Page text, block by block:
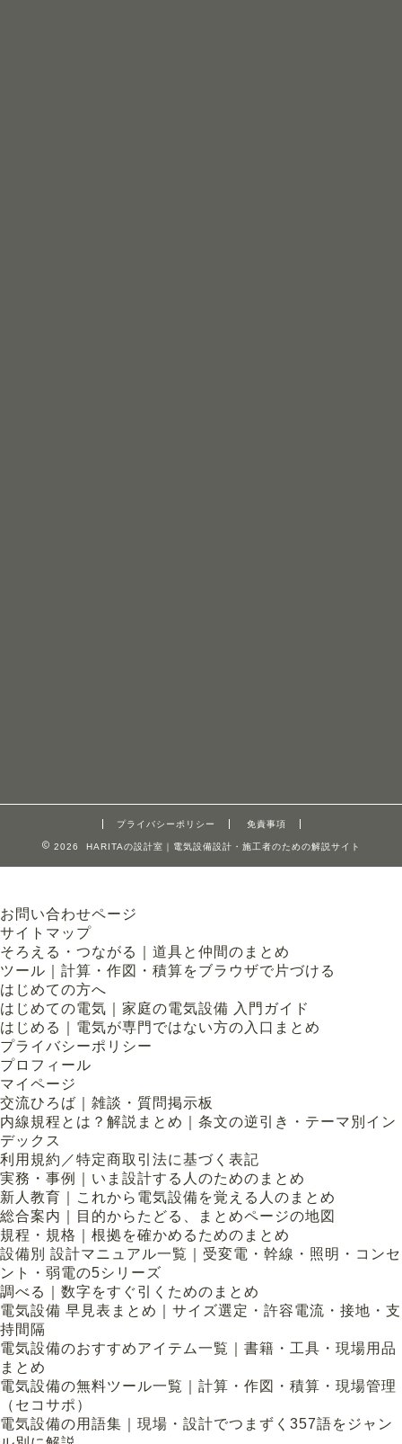
プライバシーポリシー 免責事項
2026 HARITAの設計室｜電気設備設計・施工者のための解説サイト
お問い合わせページ
サイトマップ
そろえる・つながる｜道具と仲間のまとめ
ツール｜計算・作図・積算をブラウザで片づける
はじめての方へ
はじめての電気｜家庭の電気設備 入門ガイド
はじめる｜電気が専門ではない方の入口まとめ
プライバシーポリシー
プロフィール
マイページ
交流ひろば｜雑談・質問掲示板
内線規程とは？解説まとめ｜条文の逆引き・テーマ別イン
デックス
利用規約／特定商取引法に基づく表記
実務・事例｜いま設計する人のためのまとめ
新人教育｜これから電気設備を覚える人のまとめ
総合案内｜目的からたどる、まとめページの地図
規程・規格｜根拠を確かめるためのまとめ
設備別 設計マニュアル一覧｜受変電・幹線・照明・コンセ
ント・弱電の5シリーズ
調べる｜数字をすぐ引くためのまとめ
電気設備 早見表まとめ｜サイズ選定・許容電流・接地・支
持間隔
電気設備のおすすめアイテム一覧｜書籍・工具・現場用品
まとめ
電気設備の無料ツール一覧｜計算・作図・積算・現場管理
（セコサポ）
電気設備の用語集｜現場・設計でつまずく357語をジャン